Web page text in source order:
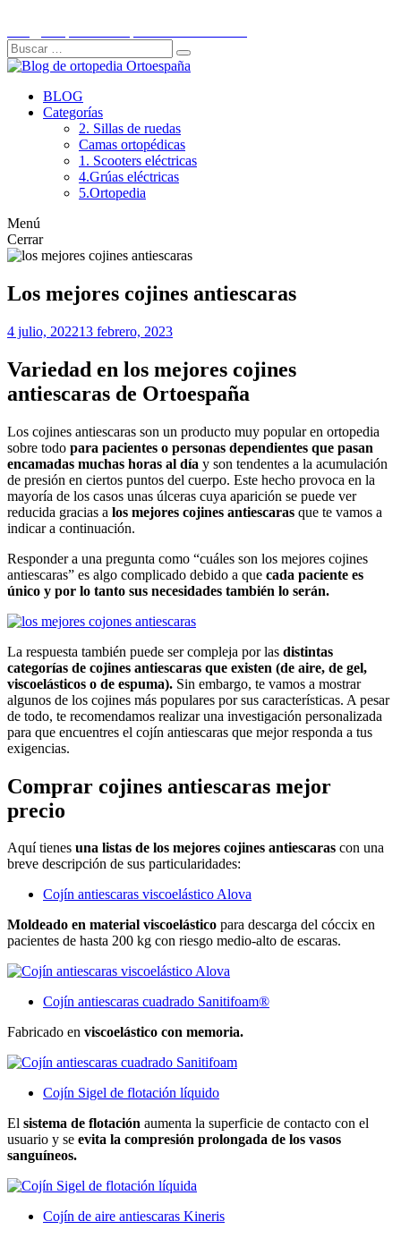
contenido
Buscar:
Buscar
BLOG
Categorías
2. Sillas de ruedas
Camas ortopédicas
1. Scooters eléctricas
4.Grúas eléctricas
5.Ortopedia
Menú
Cerrar
Los mejores cojines antiescaras
4 julio, 202213 febrero, 2023
Variedad en los mejores cojines
antiescaras de Ortoespaña
Los cojines antiescaras son un producto muy popular en ortopedia
sobre todo para pacientes o personas dependientes que pasan
encamadas muchas horas al día y son tendentes a la acumulación
de presión en ciertos puntos del cuerpo. Este hecho provoca en la
mayoría de los casos unas úlceras cuya aparición se puede ver
reducida gracias a los mejores cojines antiescaras que te vamos a
indicar a continuación.
Responder a una pregunta como “cuáles son los mejores cojines
antiescaras” es algo complicado debido a que cada paciente es
único y por lo tanto sus necesidades también lo serán.
La respuesta también puede ser compleja por las distintas
categorías de cojines antiescaras que existen (de aire, de gel,
viscoelásticos o de espuma). Sin embargo, te vamos a mostrar
algunos de los cojines más populares por sus características. A pesar
de todo, te recomendamos realizar una investigación personalizada
para que encuentres el cojín antiescaras que mejor responda a tus
exigencias.
Comprar cojines antiescaras mejor
precio
Aquí tienes una listas de los mejores cojines antiescaras con una
breve descripción de sus particularidades:
Cojín antiescaras viscoelástico Alova
Moldeado en material viscoelástico para descarga del cóccix en
pacientes de hasta 200 kg con riesgo medio-alto de escaras.
Cojín antiescaras cuadrado Sanitifoam®
Fabricado en viscoelástico con memoria.
Cojín Sigel de flotación líquido
El sistema de flotación aumenta la superficie de contacto con el
usuario y se evita la compresión prolongada de los vasos
sanguíneos.
Cojín de aire antiescaras Kineris